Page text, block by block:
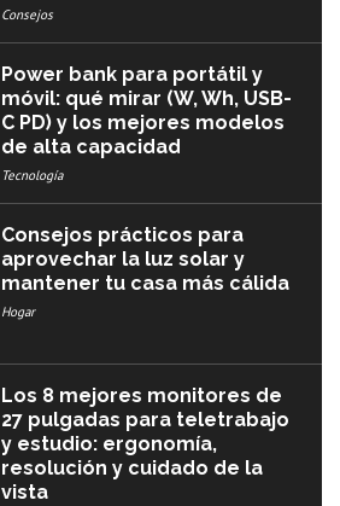
Consejos
Power bank para portátil y
móvil: qué mirar (W, Wh, USB-
C PD) y los mejores modelos
de alta capacidad
Tecnología
Consejos prácticos para
aprovechar la luz solar y
mantener tu casa más cálida
Hogar
Los 8 mejores monitores de
27 pulgadas para teletrabajo
y estudio: ergonomía,
resolución y cuidado de la
vista